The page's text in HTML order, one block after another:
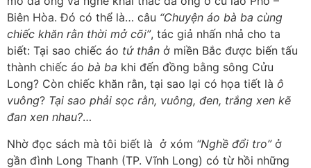
Biên Hòa. Đó có thể là… câu “Chuyện áo bà ba cùng
chiếc khăn rằn thời mở cõi”, tác giả nhấn nhả cho ta
biết: Tại sao chiếc áo tứ thân ở miền Bắc được biến tấu
thành chiếc áo bà ba khi đến đồng bằng sông Cửu
Long? Còn chiếc khăn rằn, tại sao lại có họa tiết là ô
vuông? Tại sao phải sọc rằn, vuông, đen, trắng xen kẽ
đan xen nhau?…
Nhờ đọc sách mà tôi biết là ở xóm “Nghề đổi tro”ở
gần đình Long Thanh (TP. Vĩnh Long) có từ hồi những